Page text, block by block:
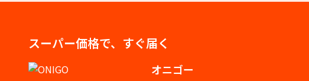
スーパー価格で、すぐ届く
オニゴー